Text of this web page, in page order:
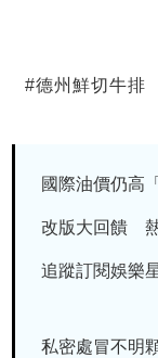
#德州鮮切牛排
國際油價仍高
改版大回饋
追蹤訂閱娛樂
私密處冒不明